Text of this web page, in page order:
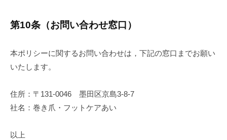
第10条（お問い合わせ窓口）
本ポリシーに関するお問い合わせは，下記の窓口までお願い
いたします。
住所：〒131-0046 墨田区京島3-8-7
社名：巻き爪・フットケアあい
以上